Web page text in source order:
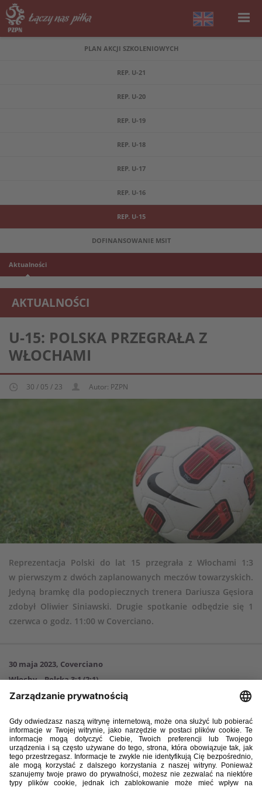
PLAN AKCJI SZKOLENIOWYCH
REP. U-21
REP. U-20
REP. U-19
REP. U-18
REP. U-17
REP. U-16
REP. U-15
DOFINANSOWANIE MSIT
Aktualności
AKTUALNOŚCI
REPREZENTACJA MŁODZIEŻOWA U-15
U-15: POLSKA PRZEGRAŁA Z
WŁOCHAMI
30 / 05 / 23 Autor: PZPN
Reprezentacja Polski do lat 15 przegrała z Włochami 1:3
w pierwszym z dwóch zaplanowanych meczów towarzyskich.
Jedyną bramkę dla podopiecznych trenera Dariusza Gęsiora
zdobył Oliwier Siniawski. Drugie spotkanie odbędzie się 1
czerwca o godz. 11:00 w Coverciano.
30 maja 2023, Coverciano
Włochy – Polska 3:1 (2:1)
Bramki:Thomas Campaniello 5, Simone Lontani 34, Oliver Blini 61 –
Włochy:Renato D’Autilia Widmer – Thomas Lissi (51. Tryfose Jean
Mambuku), Andrea Natali, Luca Reggiani (69. Noah Leonardo Bovio),
Mattia Marello (41. Lorenzo Calvani) – Cristian Bagordo (79. Benit
Borasio), Vincenzo Prisco (51. Giuseppe Josue Montorro), Oliver Blini,